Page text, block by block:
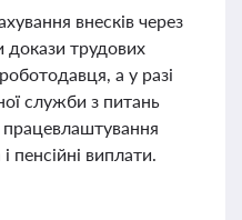
внесків через
докази трудових
а у разі
служби з питань
працевлаштування
пенсійні виплати.